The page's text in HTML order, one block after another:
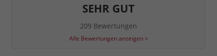
SEHR GUT
209 Bewertungen
Alle Bewertungen anzeigen >